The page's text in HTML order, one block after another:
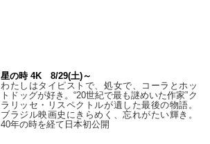
星の時 4K 8/29(土)～
わたしはタイピストで、処⼥で、コーラとホッ
トドッグが好き。“20世紀で最も謎めいた作家”ク
ラリッセ・リスペクトルが遺した最後の物語。
ブラジル映画史にきらめく、忘れがたい輝き。
40年の時を経て⽇本初公開